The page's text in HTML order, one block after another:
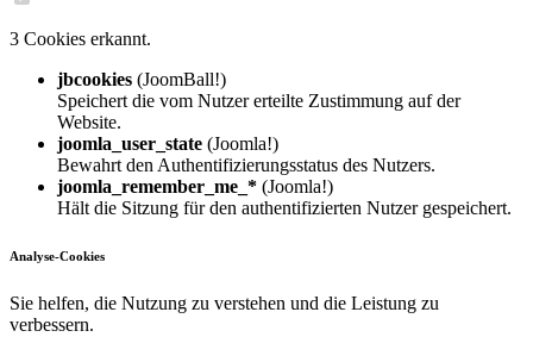
3 Cookies erkannt.
jbcookies (JoomBall!)
Speichert die vom Nutzer erteilte Zustimmung auf der
Website.
joomla_user_state (Joomla!)
Bewahrt den Authentifizierungsstatus des Nutzers.
joomla_remember_me_* (Joomla!)
Hält die Sitzung für den authentifizierten Nutzer gespeichert.
Analyse-Cookies
Sie helfen, die Nutzung zu verstehen und die Leistung zu
verbessern.